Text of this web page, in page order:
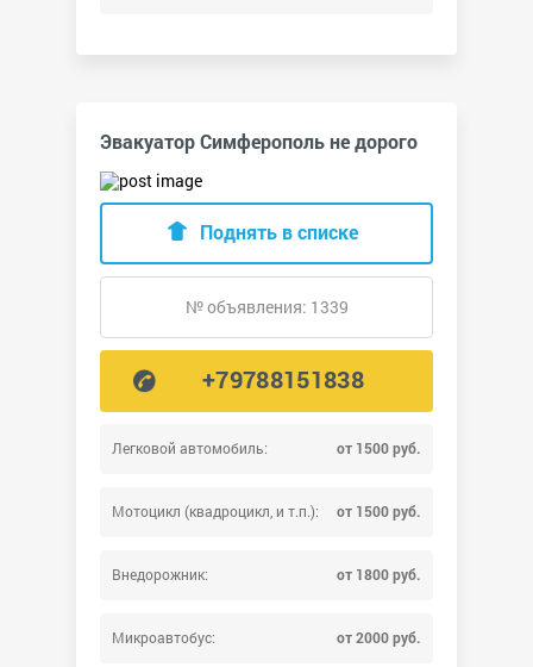
Эвакуатор Симферополь не дорого
Легковой автомобиль: от 1500 руб.
Мотоцикл (квадроцикл, и т.п.): от 1500 руб.
Внедорожник: от 1800 руб.
Микроавтобус: от 2000 руб.
Поднять в списке
№ объявления: 1339
+79788151838